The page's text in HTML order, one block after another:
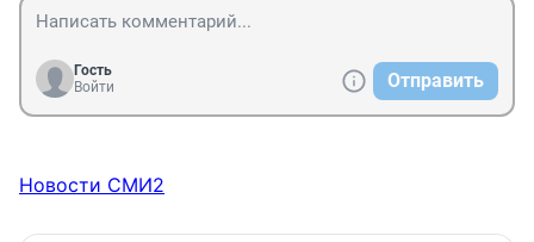
Гость
Войти
Отправить
Новости СМИ2